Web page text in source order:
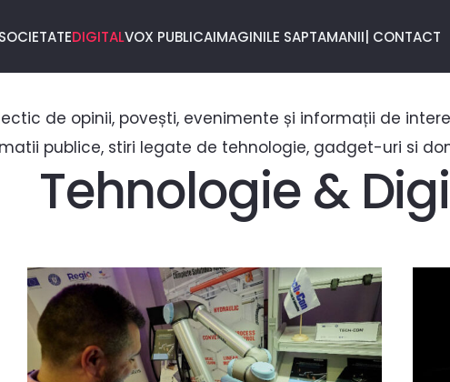
SOCIETATEDIGITALVOX PUBLICAIMAGINILE SAPTAMANII| CONTACT
de opinii, povești, evenimente și informații de
publice, stiri legate de tehnologie, gadget-uri si
Tehnologie &